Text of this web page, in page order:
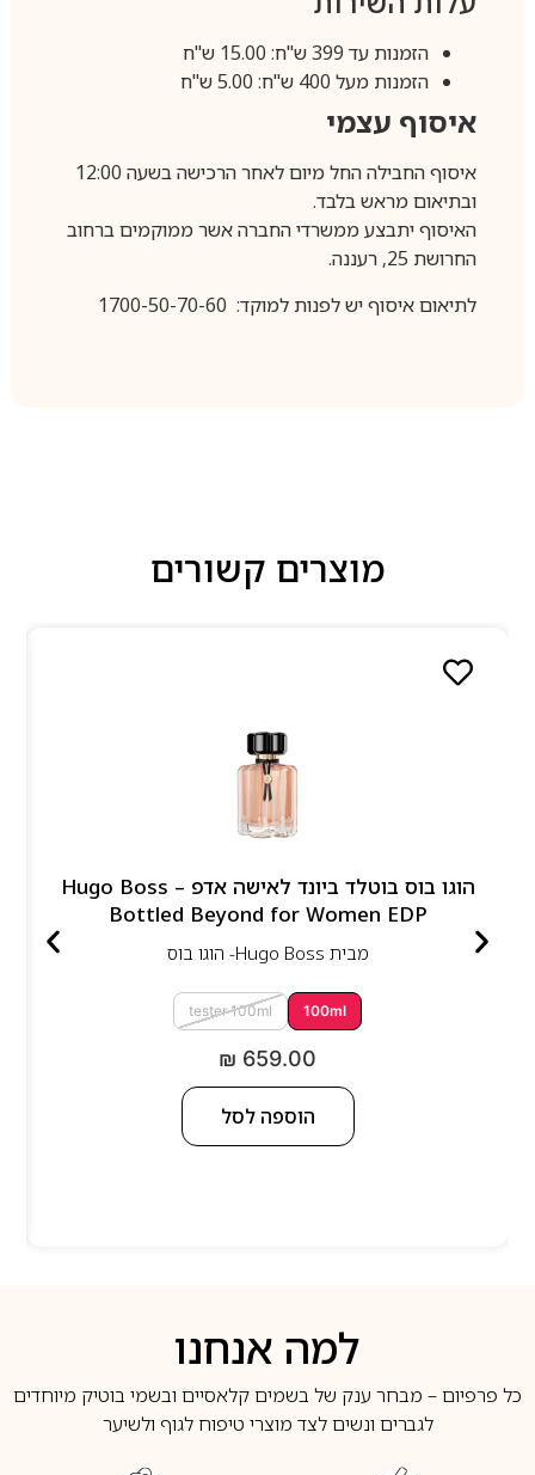
הזמנות עד 399 ש"ח: 15.00 ש"ח
הזמנות מעל 400 ש"ח: 5.00 ש"ח
איסוף עצמי
איסוף החבילה החל מיום לאחר הרכישה בשעה 12:00
ובתיאום מראש בלבד.
האיסוף יתבצע ממשרדי החברה אשר ממוקמים ברחוב
החרושת 25, רעננה.
לתיאום איסוף יש לפנות למוקד: 1700-50-70-60
מוצרים קשורים
הוגו בוס בוטלד ביונד לאישה אדפ – Hugo Boss
Bottled Beyond for Women EDP
מבית Hugo Boss- הוגו בוס
100ml
tester 100ml
₪ 659.00
הוספה לסל
למה אנחנו
כל פרפיום – מבחר ענק של בשמים קלאסיים ובשמי בוטיק מיוחדים
לגברים ונשים לצד מוצרי טיפוח לגוף ולשיער